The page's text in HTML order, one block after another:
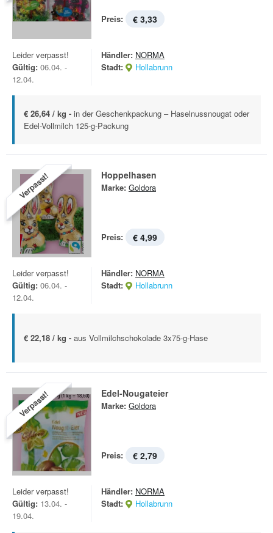
Preis: € 3,33
Leider verpasst!
Gültig: 06.04. -
12.04.
Händler: NORMA
Stadt:
Hollabrunn
€ 26,64 / kg - in der Geschenkpackung – Haselnussnougat oder
Edel-Vollmilch 125-g-Packung
Verpasst! Hoppelhasen
Marke: Goldora
Preis: € 4,99
Leider verpasst!
Gültig: 06.04. -
12.04.
Händler: NORMA
Stadt:
Hollabrunn
€ 22,18 / kg - aus Vollmilchschokolade 3x75-g-Hase
Verpasst! Edel-Nougateier
Marke: Goldora
Preis: € 2,79
Leider verpasst!
Gültig: 13.04. -
19.04.
Händler: NORMA
Stadt:
Hollabrunn